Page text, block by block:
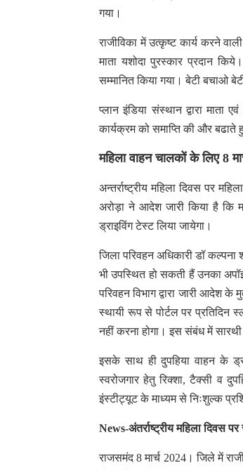
गया।
राजीविका में उत्कृष्ट कार्य करने
माता यशोदा पुरस्कार प्रदान
सम्मानित किया गया। बेटी बचाओ
प्लान इंडिया संस्थान द्वारा
कार्यक्रम को समाप्ति की और
महिला वाहन चालकों के लिए 8
अन्तर्राष्ट्रीय महिला दिवस पर
अरोड़ा ने आदेश जारी किया है कि
ड्राइविंग टेस्ट लिया जायेगा।
जिला परिवहन अधिकारी डॉ कल्पना
भी उपस्थित हो सकती हैं उनका
परिवहन विभाग द्वारा जारी आदेश
स्थायी रूप से पोर्टल पर प्रतिदिन
नहीं करना होगा। इस संबंध में
इसके साथ ही दुपहिया वाहन के
स्वरोजगार हेतु रिक्शा, टैक्सी व
इंस्टीट्यूट के माध्यम से निःशुल्क
News-अंतर्राष्ट्रीय महिला दिवस
राजसमंद 8 मार्च 2024। जिले में